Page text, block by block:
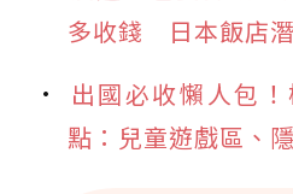
多收錢 日本飯店
出國必收懶人包
點：兒童遊戲區、